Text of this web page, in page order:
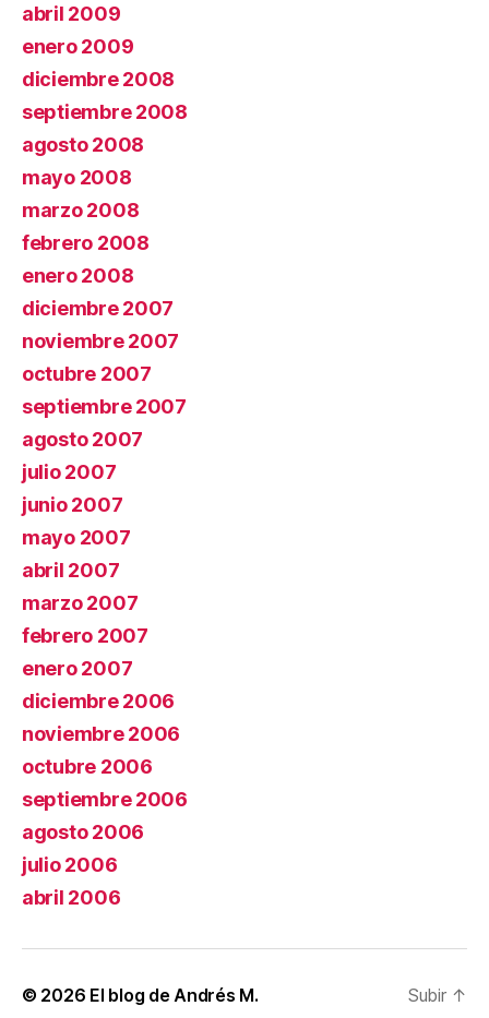
abril 2009
enero 2009
diciembre 2008
septiembre 2008
agosto 2008
mayo 2008
marzo 2008
febrero 2008
enero 2008
diciembre 2007
noviembre 2007
octubre 2007
septiembre 2007
agosto 2007
julio 2007
junio 2007
mayo 2007
abril 2007
marzo 2007
febrero 2007
enero 2007
diciembre 2006
noviembre 2006
octubre 2006
septiembre 2006
agosto 2006
julio 2006
abril 2006
© 2026 El blog de Andrés M. Subir ↑